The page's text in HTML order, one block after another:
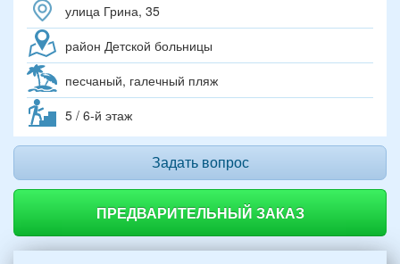
улица Грина, 35
район Детской больницы
песчаный, галечный пляж
5 / 6-й этаж
Задать вопрос
ПРЕДВАРИТЕЛЬНЫЙ ЗАКАЗ